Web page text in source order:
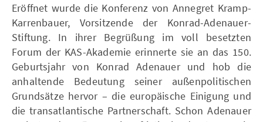
Eröffnet wurde die Konferenz von Annegret Kramp-
Karrenbauer, Vorsitzende der Konrad-Adenauer-
Stiftung. In ihrer Begrüßung im voll besetzten
Forum der KAS-Akademie erinnerte sie an das 150.
Geburtsjahr von Konrad Adenauer und hob die
anhaltende Bedeutung seiner außenpolitischen
Grundsätze hervor – die europäische Einigung und
die transatlantische Partnerschaft. Schon Adenauer